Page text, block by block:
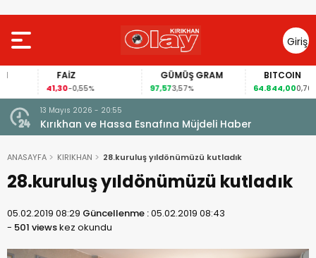
Giriş
Yap
-0,55%
GÜMÜŞ GRAM
3,57%
BITCOIN
64.844,000,70%
13 Mayıs 2026 - 20:55
Kırıkhan ve Hassa Esnafına Müjdeli Haber
ANASAYFA KIRIKHAN 28.kuruluş yıldönümüzü kutladık
28.kuruluş yıldönümüzü kutladık
05.02.2019 08:29 Güncellenme :05.02.2019 08:43
- 501 viewskez okundu